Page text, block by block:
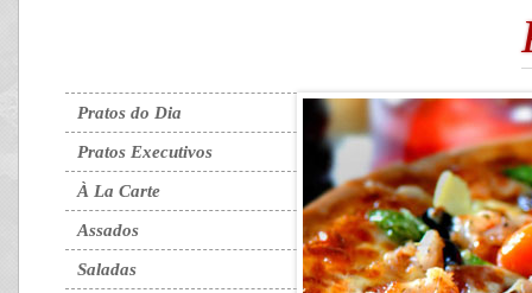
Pratos do Dia
Pratos Executivos
À La Carte
Assados
Saladas